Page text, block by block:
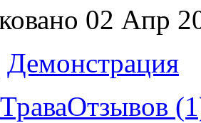
02 Апр
Демонстрация
ТраваОтзывов